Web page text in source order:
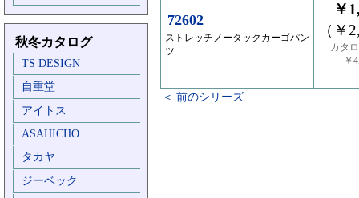
秋冬カタログ
TS DESIGN
自重堂
アイトス
ASAHICHO
タカヤ
ジーベック
72602
ストレッチノータックカーゴパン
ツ
￥
（￥
カタ
￥
＜ 前のシリーズ